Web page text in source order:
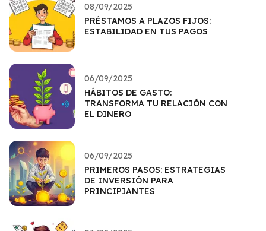
08/09/2025
PRÉSTAMOS A PLAZOS FIJOS:
ESTABILIDAD EN TUS PAGOS
06/09/2025
HÁBITOS DE GASTO:
TRANSFORMA TU RELACIÓN CON
EL DINERO
06/09/2025
PRIMEROS PASOS: ESTRATEGIAS
DE INVERSIÓN PARA
PRINCIPIANTES